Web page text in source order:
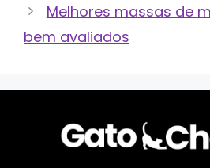
Melhores massas de
bem avaliados